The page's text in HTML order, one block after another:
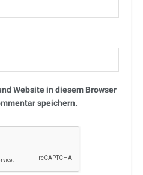
Website in diesem Browser
speichern.